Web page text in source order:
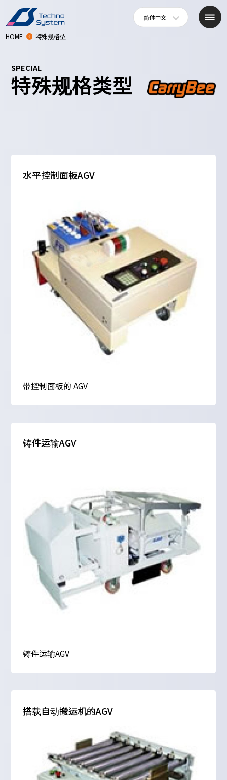
简体中文
HOME 特殊规格型
SPECIAL
特殊规格类型
水平控制面板AGV
带控制面板的 AGV
铸件运输AGV
铸件运输AGV
搭载自动搬运机的AGV